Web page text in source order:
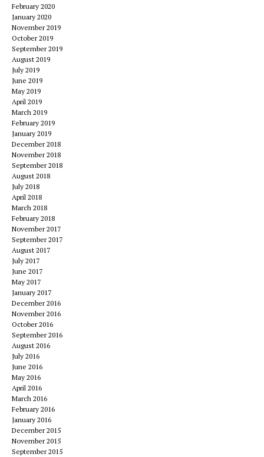
February 2020
January 2020
November 2019
October 2019
September 2019
August 2019
July 2019
June 2019
May 2019
April 2019
March 2019
February 2019
January 2019
December 2018
November 2018
September 2018
August 2018
July 2018
April 2018
March 2018
February 2018
November 2017
September 2017
August 2017
July 2017
June 2017
May 2017
January 2017
December 2016
November 2016
October 2016
September 2016
August 2016
July 2016
June 2016
May 2016
April 2016
March 2016
February 2016
January 2016
December 2015
November 2015
September 2015